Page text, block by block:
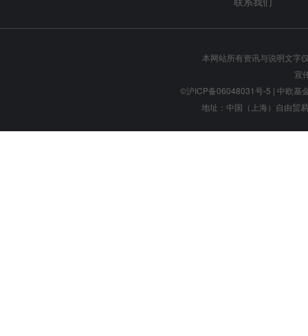
本网站所有资讯与说明文字
宣
©沪ICP备06048031号-5 | 中欧基
地址：中国（上海）自由贸